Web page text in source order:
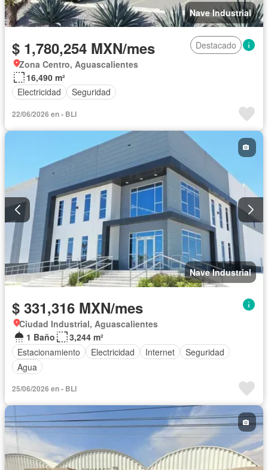
Nave Industrial
$ 1,780,254 MXN/mes
Destacado
Zona Centro, Aguascalientes
16,490 m²
Electricidad
Seguridad
22/06/2026 en - BLI
Nave Industrial
$ 331,316 MXN/mes
Ciudad Industrial, Aguascalientes
1 Baño
3,244 m²
Estacionamiento
Electricidad Internet
Seguridad
Agua
25/06/2026 en - BLI